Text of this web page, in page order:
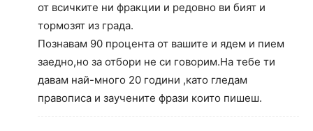
от всичките ни фракции и редовно ви бият и
тормозят из града.
Познавам 90 процента от вашите и ядем и пием
заедно,но за отбори не си говорим.На тебе ти
давам най-много 20 години ,като гледам
правописа и заучените фрази които пишеш.